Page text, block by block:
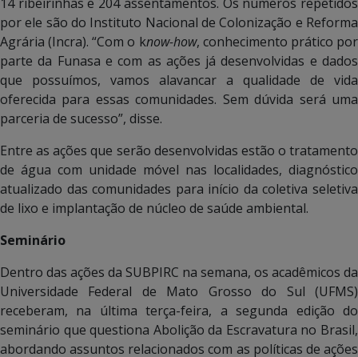
por ele são do Instituto Nacional de Colonização e Reforma
Agrária (Incra). “Com o know-how, conhecimento prático por
parte da Funasa e com as ações já desenvolvidas e dados
que possuímos, vamos alavancar a qualidade de vida
oferecida para essas comunidades. Sem dúvida será uma
parceria de sucesso”, disse.
Entre as ações que serão desenvolvidas estão o tratamento
de água com unidade móvel nas localidades, diagnóstico
atualizado das comunidades para início da coletiva seletiva
de lixo e implantação de núcleo de saúde ambiental.
Seminário
Dentro das ações da SUBPIRC na semana, os acadêmicos da
Universidade Federal de Mato Grosso do Sul (UFMS)
receberam, na última terça-feira, a segunda edição do
seminário que questiona Abolição da Escravatura no Brasil,
abordando assuntos relacionados com as políticas de ações